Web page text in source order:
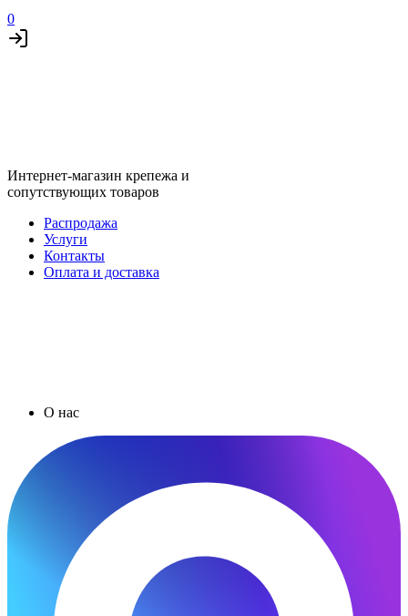
0
Интернет-магазин крепежа и
сопутствующих товаров
Распродажа
Услуги
Контакты
Оплата и доставка
О нас